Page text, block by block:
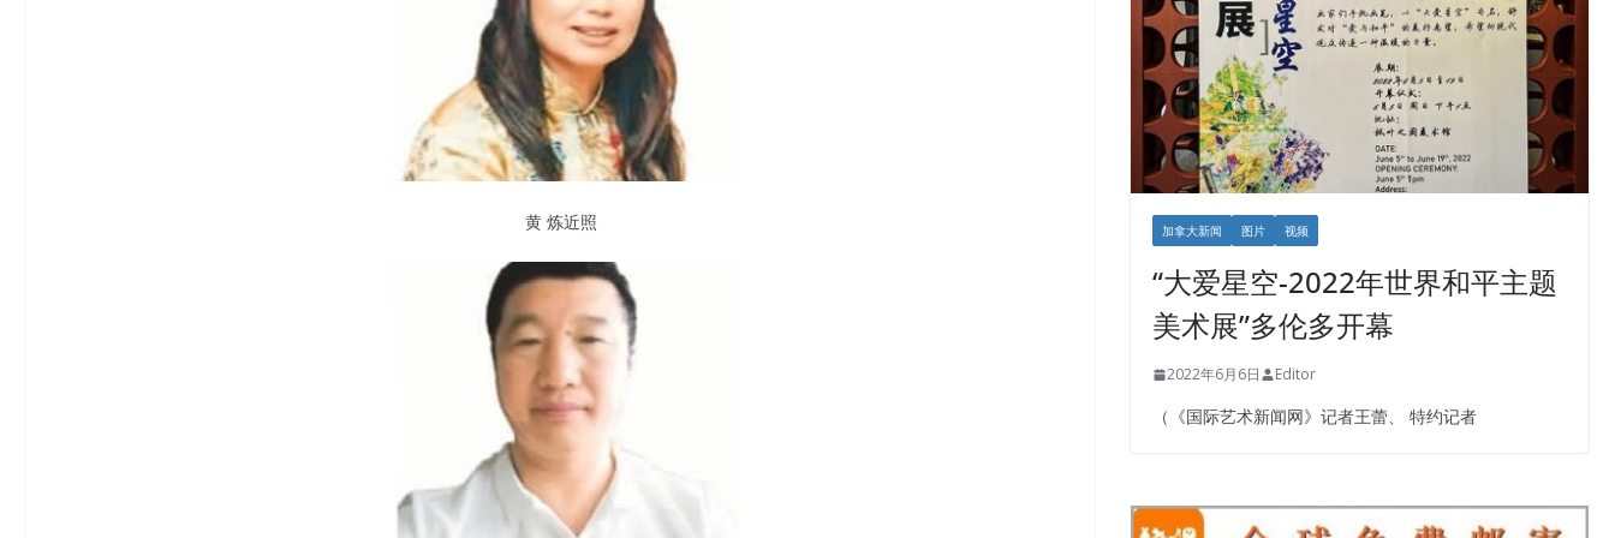
黄 炼近照 加拿大新闻 图片 视频
“大爱星空-2022年世界和平主题
美术展”多伦多开幕
2022年6月6日 Editor
（《国际艺术新闻网》记者王蕾、 特约记者